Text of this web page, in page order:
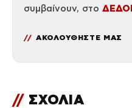
συμβαίνουν, στο
ΑΚΟΛΟΥΘΗΣΤΕ ΜΑΣ
// ΣΧΟΛΙΑ